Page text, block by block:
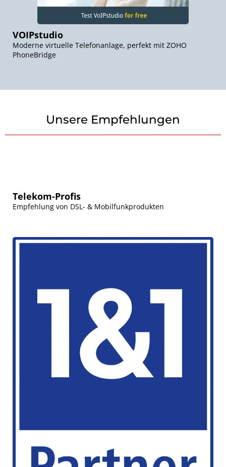
VOIPstudio
Moderne virtuelle Telefonanlage, perfekt mit ZOHO
PhoneBridge
Unsere Empfehlungen
Telekom-Profis
Empfehlung von DSL- & Mobilfunkprodukten